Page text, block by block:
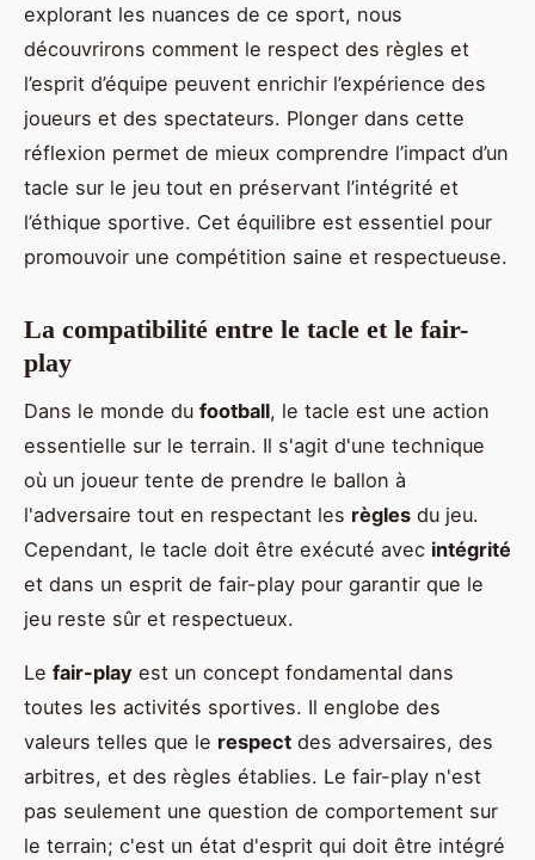
explorant les nuances de ce sport, nous
découvrirons comment le respect des règles et
l’esprit d’équipe peuvent enrichir l’expérience des
joueurs et des spectateurs. Plonger dans cette
réflexion permet de mieux comprendre l’impact d’un
tacle sur le jeu tout en préservant l’intégrité et
l’éthique sportive. Cet équilibre est essentiel pour
promouvoir une compétition saine et respectueuse.
La compatibilité entre le tacle et le fair-
play
Dans le monde du football, le tacle est une action
essentielle sur le terrain. Il s'agit d'une technique
où un joueur tente de prendre le ballon à
l'adversaire tout en respectant les règles du jeu.
Cependant, le tacle doit être exécuté avec intégrité
et dans un esprit de fair-play pour garantir que le
jeu reste sûr et respectueux.
Le fair-play est un concept fondamental dans
toutes les activités sportives. Il englobe des
valeurs telles que le respect des adversaires, des
arbitres, et des règles établies. Le fair-play n'est
pas seulement une question de comportement sur
le terrain; c'est un état d'esprit qui doit être intégré